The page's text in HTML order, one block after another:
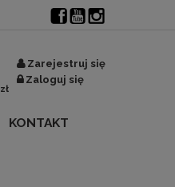
Zarejestruj się
Zaloguj się
zł
KONTAKT